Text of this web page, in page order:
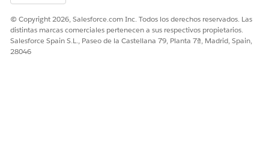
© Copyright 2026, Salesforce.com Inc. Todos los derechos reservados. Las
distintas marcas comerciales pertenecen a sus respectivos propietarios.
Salesforce Spain S.L., Paseo de la Castellana 79, Planta 7ª, Madrid, Spain,
28046